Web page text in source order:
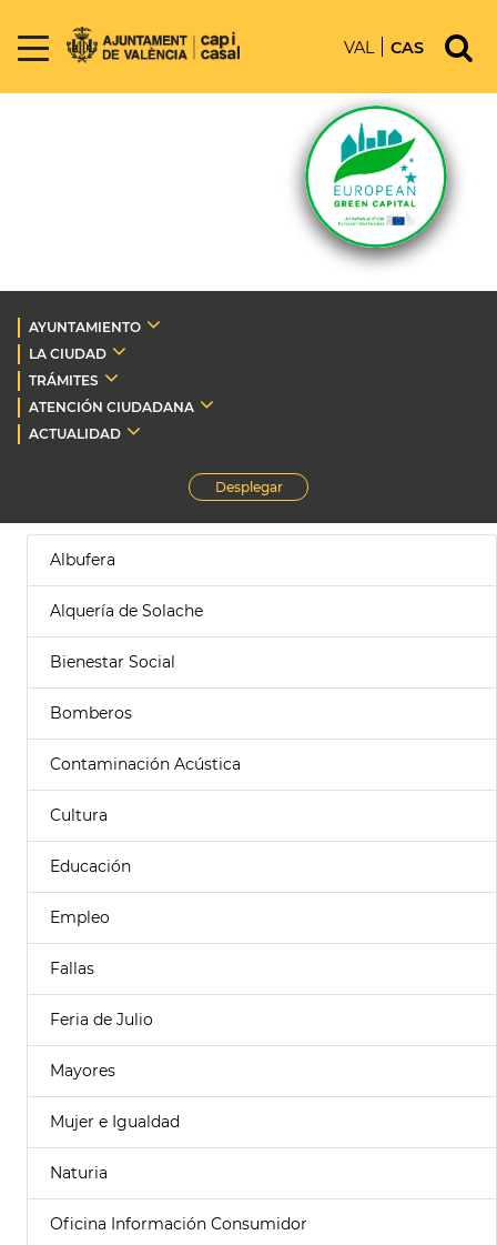
VAL CAS
AYUNTAMIENTO
LA CIUDAD
TRÁMITES
ATENCIÓN CIUDADANA
ACTUALIDAD
Desplegar
Albufera
Alquería de Solache
Bienestar Social
Bomberos
Contaminación Acústica
Cultura
Educación
Empleo
Fallas
Feria de Julio
Mayores
Mujer e Igualdad
Naturia
Oficina Información Consumidor